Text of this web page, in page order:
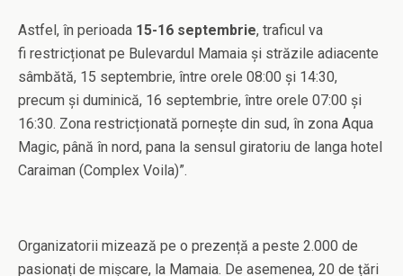
Astfel, în perioada 15-16 septembrie, traficul va
fi restricționat pe Bulevardul Mamaia și străzile adiacente
sâmbătă, 15 septembrie, între orele 08:00 și 14:30,
precum și duminică, 16 septembrie, între orele 07:00 și
16:30. Zona restricționată pornește din sud, în zona Aqua
Magic, până în nord, pana la sensul giratoriu de langa hotel
Caraiman (Complex Voila)”.
Organizatorii mizează pe o prezență a peste 2.000 de
pasionați de mișcare, la Mamaia. De asemenea, 20 de țări